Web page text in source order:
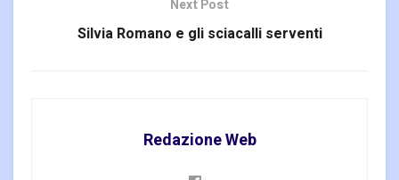
Next Post
Silvia Romano e gli sciacalli serventi
Redazione Web